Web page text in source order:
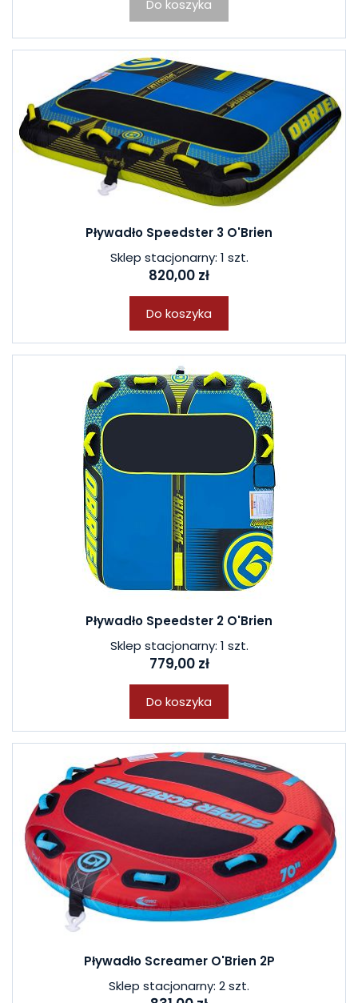
Do koszyka
Pływadło Speedster 3 O'Brien
Sklep stacjonarny: 1 szt.
820,00 zł
Do koszyka
Pływadło Speedster 2 O'Brien
Sklep stacjonarny: 1 szt.
779,00 zł
Do koszyka
Pływadło Screamer O'Brien 2P
Sklep stacjonarny: 2 szt.